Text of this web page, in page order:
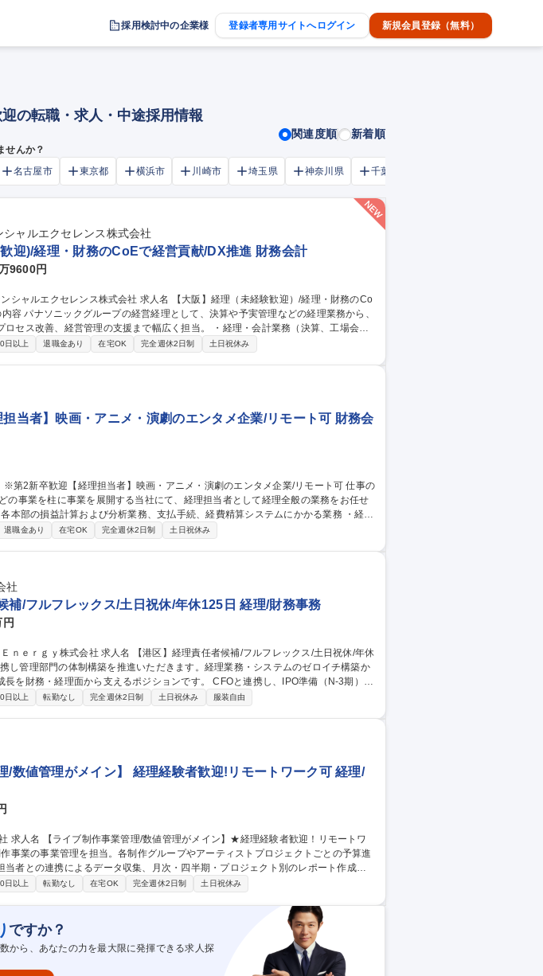
採用検討中の企業様 登録者専用サイトへログイン 新規会員登録（無料）
の転職・求人・中途採用情報
関連度順 新着順
せんか？
名古屋市 東京都 横浜市 川崎市 埼玉県 神奈川県 千葉市
ャルエクセレンス株式会社
歓迎)/経理・財務のCoEで経営貢献/DX推進 財務会計
9600円
社 求人名 【大阪】経理（未経験歓迎）/経理・財務のCo
経営管理の支援まで幅広く担当。 ・経理・会計業務（決算、工場会
務プロセス改善（ＤＸ・ＡＩ活用の業務効率化） ・事業戦略支援（目標策定の基礎
貢献/DX推進
日以上 退職金あり 在宅OK 完全週休2日制 土日祝休み
当者】映画・アニメ・演劇のエンタメ企業/リモート可 財務会
の事業を柱に事業を展開する当社にて、経理担当者として経理全般の業務をお任せ
業務 ・決算業務や開示請求業務 等 募集職種 ※第2新卒歓迎【経理担当
退職金あり 在宅OK 完全週休2日制 土日祝休み
社
補/フルフレックス/土日祝休/年休125日 経理/財務事務
】経理責任者候補/フルフレックス/土日祝休/年休
理面から支えるポジションです。 CFOと連携し、IPO準備（N-3期）を
、内部統制強化、予算策定・予実管理、資金繰り管理、上場審査対応を推進。事業
日以上 転勤なし 完全週休2日制 土日祝休み 服装自由
/数値管理がメイン】 経理経験者歓迎!リモートワーク可 経理/
トワ
当者との連携によるデータ収集、月次・四半期・プロジェクト別のレポート作成が
ジェクトの予算進捗管理を通じて、ライブビジネスの成功を数値面からサポートし
学べるやりがいある環境です。 募集職種 【ライブ制作事業管理/数値
迎！リモートワーク可
日以上 転勤なし 在宅OK 完全週休2日制 土日祝休み
ですか？
から、あなたの力を最大限に発揮できる求人探